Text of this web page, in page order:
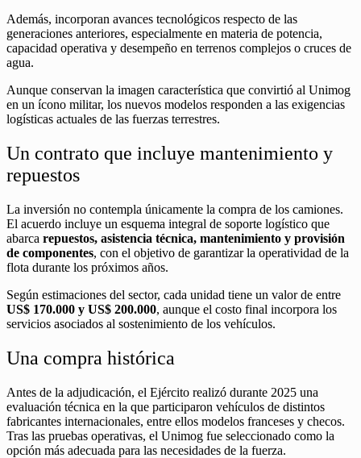
Además, incorporan avances tecnológicos respecto de las
generaciones anteriores, especialmente en materia de potencia,
capacidad operativa y desempeño en terrenos complejos o cruces de
agua.
Aunque conservan la imagen característica que convirtió al Unimog
en un ícono militar, los nuevos modelos responden a las exigencias
logísticas actuales de las fuerzas terrestres.
Un contrato que incluye mantenimiento y
repuestos
La inversión no contempla únicamente la compra de los camiones.
El acuerdo incluye un esquema integral de soporte logístico que
abarca repuestos, asistencia técnica, mantenimiento y provisión
de componentes, con el objetivo de garantizar la operatividad de la
flota durante los próximos años.
Según estimaciones del sector, cada unidad tiene un valor de entre
US$ 170.000 y US$ 200.000, aunque el costo final incorpora los
servicios asociados al sostenimiento de los vehículos.
Una compra histórica
Antes de la adjudicación, el Ejército realizó durante 2025 una
evaluación técnica en la que participaron vehículos de distintos
fabricantes internacionales, entre ellos modelos franceses y checos.
Tras las pruebas operativas, el Unimog fue seleccionado como la
opción más adecuada para las necesidades de la fuerza.